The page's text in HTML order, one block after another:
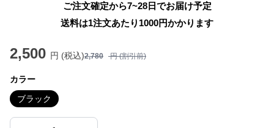
ご注文確定から7~28日でお届け予定
送料は1注文あたり 1000円かかります
2,500 円 (税込)2,780 円 (割引前)
カラー
ブラック